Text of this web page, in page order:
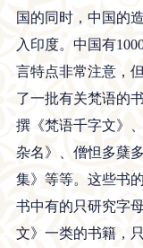
国的同时，中国的
入印度。中国有
言特点非常注意，
了一批有关梵语的
撰《梵语千字文》
杂名》、僧怛多蘖
集》等等。这些书
书中有的只研究字
文》一类的书籍，